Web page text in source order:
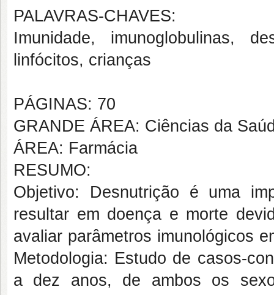
PALAVRAS-CHAVES:
Imunidade, imunoglobulinas,
linfócitos, crianças
PÁGINAS: 70
GRANDE ÁREA: Ciências da
ÁREA: Farmácia
RESUMO:
Objetivo: Desnutrição é uma
resultar em doença e morte
avaliar parâmetros imunológicos
Metodologia: Estudo de casos-
a dez anos, de ambos os